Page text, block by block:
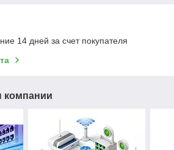
14 дней за счет покупателя
компании